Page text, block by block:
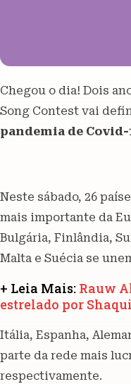
Chegou o dia! Dois
Song Contest vai
pandemia de Covid-
Neste sábado, 26
mais importante da
Bulgária, Finlândia,
Malta e Suécia se
+ Leia Mais: Rauw
estrelado por
Itália, Espanha,
parte da rede mais
respectivamente.